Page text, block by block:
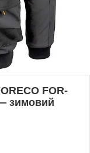
FOR-
зимовий